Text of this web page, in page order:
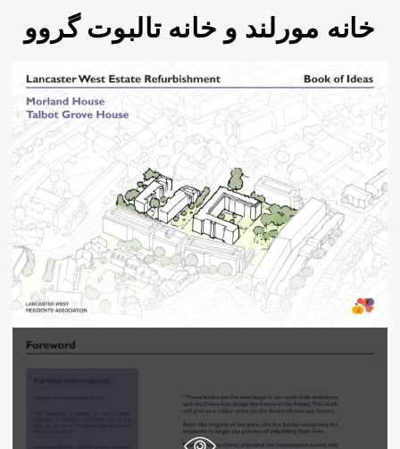
خانه مورلند و خانه تالبوت گروو